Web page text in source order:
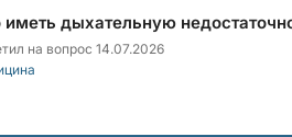
дыхательную
на вопрос 14.07.2026